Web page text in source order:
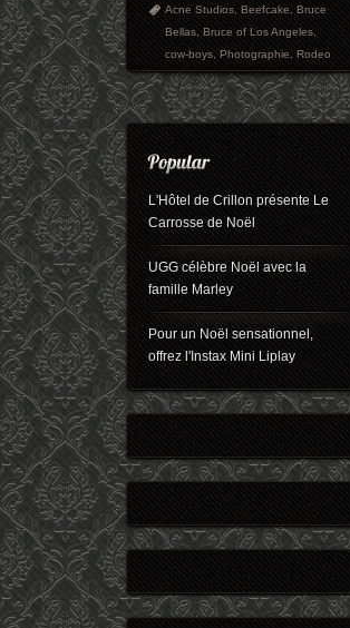
Acne Studios,Beefcake,Bruce
Bellas,Bruce of Los Angeles,
cow-boys,Photographie,Rodeo
L'Hôtel de Crillon présente Le
Carrosse de Noël
UGG célèbre Noël avec la
famille Marley
Pour un Noël sensationnel,
offrez l'Instax Mini Liplay